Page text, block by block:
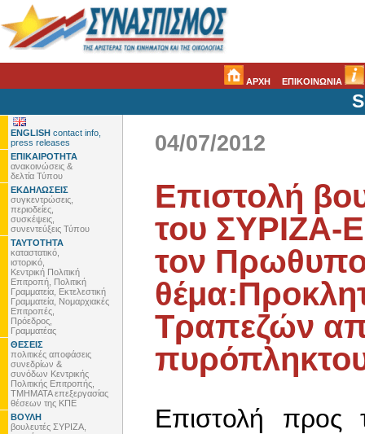
ΑΡΧΗ ΕΠΙΚΟΙΝΩΝΙΑ
ENGLISH contact info,
press releases
ΕΠΙΚΑΙΡΟΤΗΤΑ
ανακοινώσεις &
δελτία Τύπου
ΕΚΔΗΛΩΣΕΙΣ
συγκεντρώσεις,
περιοδείες,
συσκέψεις,
συνεντεύξεις Τύπου
ΤΑΥΤΟΤΗΤΑ
καταστατικό,
ιστορικό,
Κεντρική Πολιτική
Επιτροπή, Πολιτική
Γραμματεία, Εκτελεστική
Γραμματεία, Νομαρχιακές
Επιτροπές,
Πρόεδρος,
Γραμματέας
ΘΕΣΕΙΣ
πολιτικές αποφάσεις
συνεδρίων &
συνόδων Κεντρικής
Πολιτικής Επιτροπής,
ΤΜΗΜΑΤΑ επεξεργασίας
θέσεων της ΚΠΕ
ΒΟΥΛΗ
βουλευτές ΣΥΡΙΖΑ,
04/07/2012
Επιστολή
του
τον
Τραπεζών
Επιστολή